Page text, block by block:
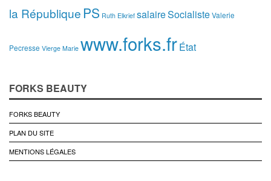
la République PS Ruth Elkrief salaireSocialisteValerie
Pecresse Vierge Marie www.forks.frÉtat
FORKS BEAUTY
FORKS BEAUTY
PLAN DU SITE
MENTIONS LÉGALES